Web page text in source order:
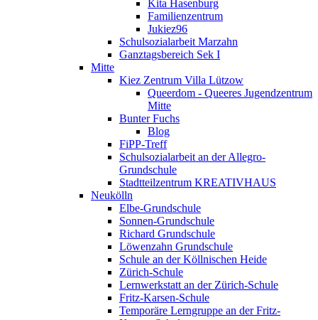
Kita Hasenburg
Familienzentrum
Jukiez96
Schulsozialarbeit Marzahn
Ganztagsbereich Sek I
Mitte
Kiez Zentrum Villa Lützow
Queerdom - Queeres Jugendzentrum
Mitte
Bunter Fuchs
Blog
FiPP-Treff
Schulsozialarbeit an der Allegro-
Grundschule
Stadtteilzentrum KREATIVHAUS
Neukölln
Elbe-Grundschule
Sonnen-Grundschule
Richard Grundschule
Löwenzahn Grundschule
Schule an der Köllnischen Heide
Zürich-Schule
Lernwerkstatt an der Zürich-Schule
Fritz-Karsen-Schule
Temporäre Lerngruppe an der Fritz-